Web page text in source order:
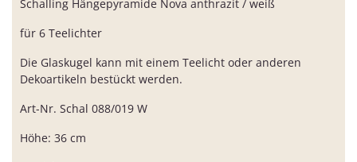
Schalling Hängepyramide Nova anthrazit / weiß
für 6 Teelichter
Die Glaskugel kann mit einem Teelicht oder anderen
Dekoartikeln bestückt werden.
Art-Nr. Schal 088/019 W
Höhe: 36 cm